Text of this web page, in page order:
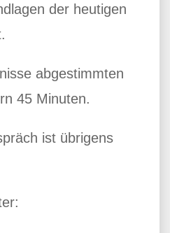
der heutigen
abgestimmten
45 Minuten.
ist übrigens